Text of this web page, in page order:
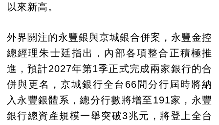
以來新高。
外界關注的永豐銀與京城銀合併案，永豐金控
總經理朱士廷指出，內部各項整合正積極推
進，預計2027年第1季正式完成兩家銀行的合
併與更名，京城銀行全台66間分行屆時將納
入永豐銀體系，總分行數將增至191家，永豐
銀行總資產規模一舉突破3兆元，將登上全台